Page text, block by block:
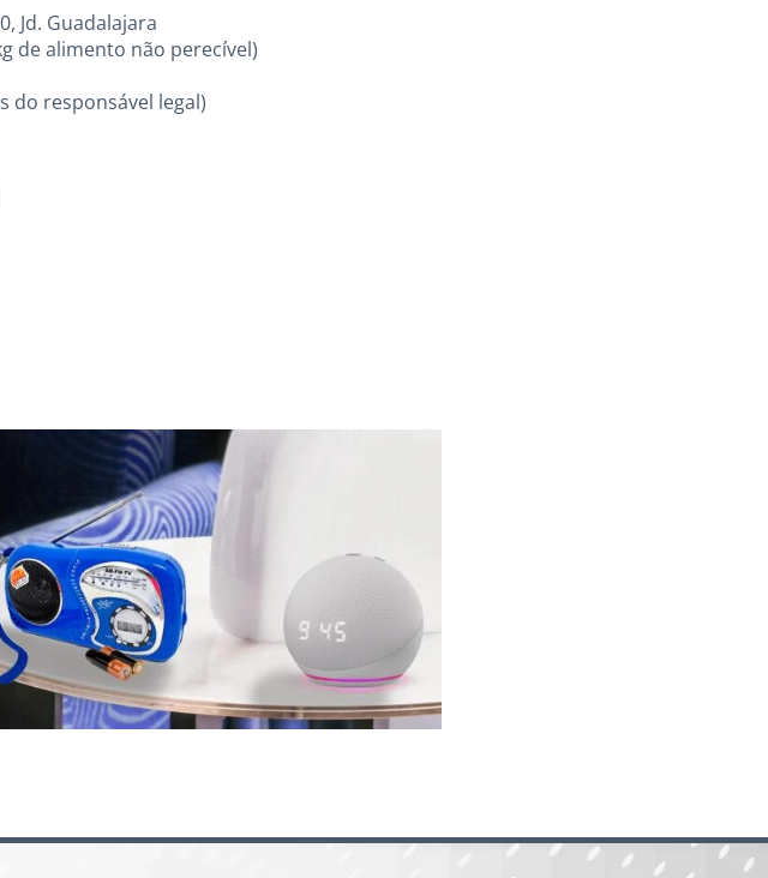
Jd. Guadalajara
de alimento não perecível)
do responsável legal)